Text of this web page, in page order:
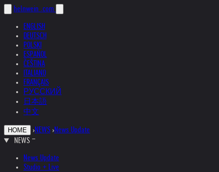
helnwein .com
ENGLISH
DEUTSCH
POLSKI
ESPAÑOL
ČEŠTINA
ITALIANO
FRANÇAIS
РУССКИЙ
日本語
中文
HOME ›NEWS ›News Update
NEWS
News Update
Studio + Live